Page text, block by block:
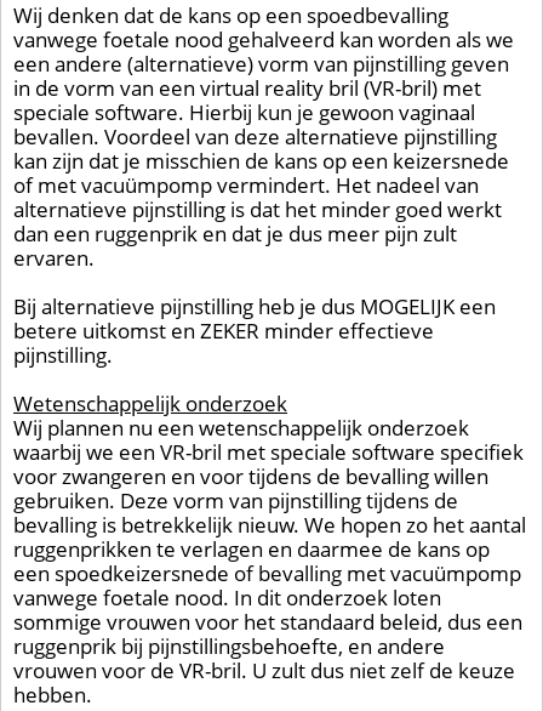
Wij denken dat de kans op een spoedbevalling
vanwege foetale nood gehalveerd kan worden als we
een andere (alternatieve) vorm van pijnstilling geven
in de vorm van een virtual reality bril (VR-bril) met
speciale software. Hierbij kun je gewoon vaginaal
bevallen. Voordeel van deze alternatieve pijnstilling
kan zijn dat je misschien de kans op een keizersnede
of met vacuümpomp vermindert. Het nadeel van
alternatieve pijnstilling is dat het minder goed werkt
dan een ruggenprik en dat je dus meer pijn zult
ervaren.
Bij alternatieve pijnstilling heb je dus MOGELIJK een
betere uitkomst en ZEKER minder effectieve
pijnstilling.
Wetenschappelijk onderzoek
Wij plannen nu een wetenschappelijk onderzoek
waarbij we een VR-bril met speciale software specifiek
voor zwangeren en voor tijdens de bevalling willen
gebruiken. Deze vorm van pijnstilling tijdens de
bevalling is betrekkelijk nieuw. We hopen zo het aantal
ruggenprikken te verlagen en daarmee de kans op
een spoedkeizersnede of bevalling met vacuümpomp
vanwege foetale nood. In dit onderzoek loten
sommige vrouwen voor het standaard beleid, dus een
ruggenprik bij pijnstillingsbehoefte, en andere
vrouwen voor de VR-bril. U zult dus niet zelf de keuze
hebben.